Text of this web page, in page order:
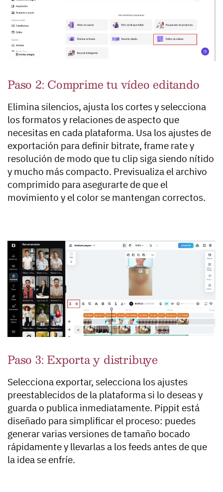
Paso 2: Comprime tu vídeo editando
Elimina silencios, ajusta los cortes y selecciona
los formatos y relaciones de aspecto que
necesitas en cada plataforma. Usa los ajustes de
exportación para definir bitrate, frame rate y
resolución de modo que tu clip siga siendo nítido
y mucho más compacto. Previsualiza el archivo
comprimido para asegurarte de que el
movimiento y el color se mantengan correctos.
Paso 3: Exporta y distribuye
Selecciona exportar, selecciona los ajustes
preestablecidos de la plataforma si lo deseas y
guarda o publica inmediatamente. Pippit está
diseñado para simplificar el proceso: puedes
generar varias versiones de tamaño bocado
rápidamente y llevarlas a los feeds antes de que
la idea se enfríe.